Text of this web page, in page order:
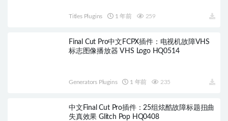
Titles Plugins 1 年前 259
Final Cut Pro中文FCPX插件：电视机故障VHS
标志图像播放器 VHS Logo HQ0514
Generators Plugins 1 年前 235
中文Final Cut Pro插件：25组炫酷故障标题扭曲
失真效果 Glitch Pop HQ0408